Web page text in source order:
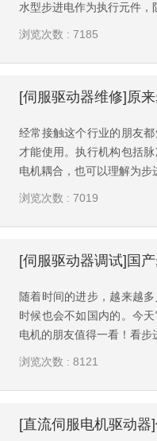
水型步进电作为执行元件，
浏览次数 : 7185
经常接触这个行业的朋友
才能使用。执行机构包括
电机耦合，也可以理解为步
浏览次数 : 7019
随着时间的进步，越来越
时候也会不如国内的。今
电机的朋友值得一看！看步
浏览次数 : 8121